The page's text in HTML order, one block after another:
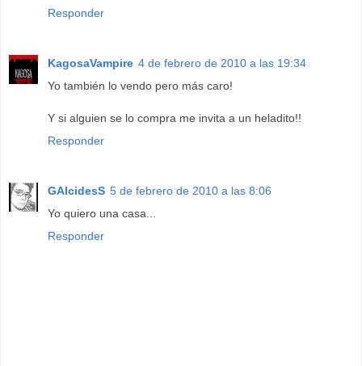
Responder
KagosaVampire 4 de febrero de 2010 a las 19:34
Yo también lo vendo pero más caro!
Y si alguien se lo compra me invita a un heladito!!
Responder
GAlcidesS 5 de febrero de 2010 a las 8:06
Yo quiero una casa...
Responder